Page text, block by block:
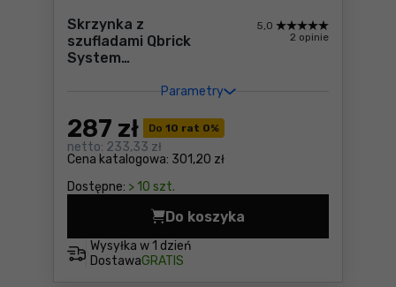
Skrzynka z
szufladami Qbrick
System
Parametry
5,0
2 opinie
Do 10 rat 0%
Cena katalogowa: 301,20 zł
287 zł
netto: 233,33 zł
Dostępne: > 10 szt.
Wysyłka w 1 dzień
DostawaGRATIS
Do koszyka
Skrzynka z szufladami